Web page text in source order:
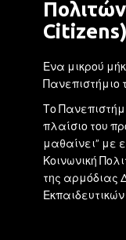
Ενα μικρού
Πανεπιστήμιο
Το
πλαίσιο του
μαθαίνει” με
Κοινωνική
της αρμόδιας